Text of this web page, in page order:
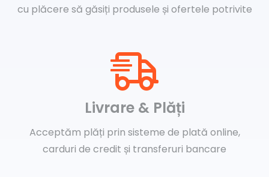
cu plăcere să găsiți produsele și ofertele potrivite
Livrare & Plăți
Acceptăm plăți prin sisteme de plată online,
carduri de credit și transferuri bancare